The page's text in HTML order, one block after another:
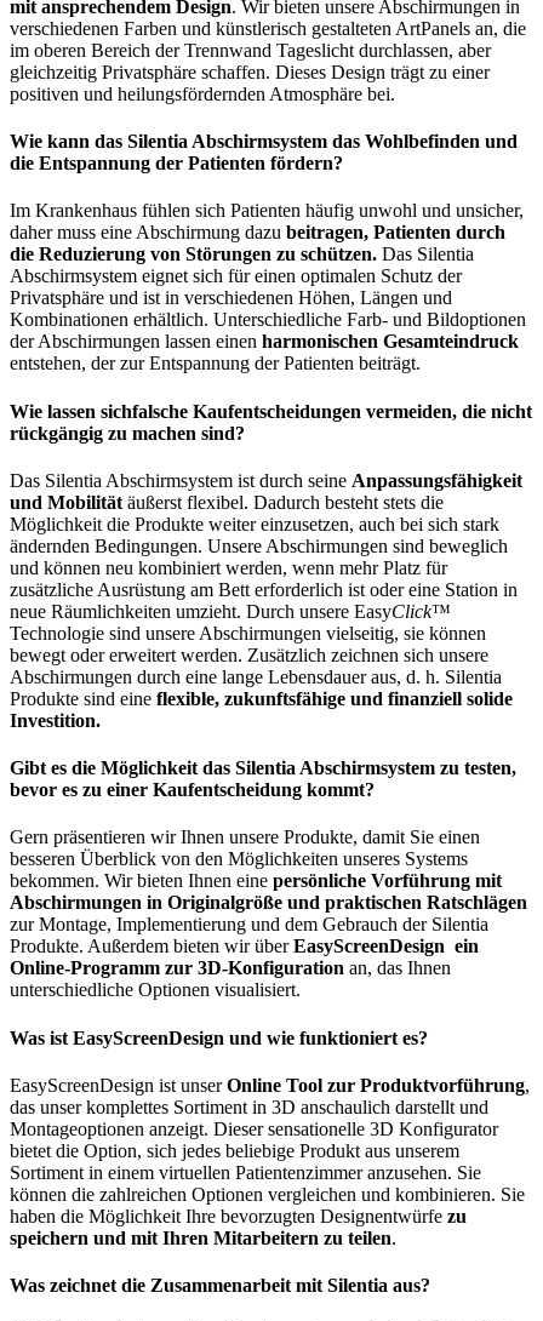
mit ansprechendem Design. Wir bieten unsere Abschirmungen in
verschiedenen Farben und künstlerisch gestalteten ArtPanels an, die
im oberen Bereich der Trennwand Tageslicht durchlassen, aber
gleichzeitig Privatsphäre schaffen. Dieses Design trägt zu einer
positiven und heilungsfördernden Atmosphäre bei.
Wie kann das Silentia Abschirmsystem das Wohlbefinden und
die Entspannung der Patienten fördern?
Im Krankenhaus fühlen sich Patienten häufig unwohl und unsicher,
daher muss eine Abschirmung dazu beitragen, Patienten durch
die Reduzierung von Störungen zu schützen. Das Silentia
Abschirmsystem eignet sich für einen optimalen Schutz der
Privatsphäre und ist in verschiedenen Höhen, Längen und
Kombinationen erhältlich. Unterschiedliche Farb- und Bildoptionen
der Abschirmungen lassen einen harmonischen Gesamteindruck
entstehen, der zur Entspannung der Patienten beiträgt.
Wie lassen sichfalsche Kaufentscheidungen vermeiden, die nicht
rückgängig zu machen sind?
Das Silentia Abschirmsystem ist durch seine Anpassungsfähigkeit
und Mobilität äußerst flexibel. Dadurch besteht stets die
Möglichkeit die Produkte weiter einzusetzen, auch bei sich stark
ändernden Bedingungen. Unsere Abschirmungen sind beweglich
und können neu kombiniert werden, wenn mehr Platz für
zusätzliche Ausrüstung am Bett erforderlich ist oder eine Station in
neue Räumlichkeiten umzieht. Durch unsere EasyClick™
Technologie sind unsere Abschirmungen vielseitig, sie können
bewegt oder erweitert werden. Zusätzlich zeichnen sich unsere
Abschirmungen durch eine lange Lebensdauer aus, d. h. Silentia
Produkte sind eine flexible, zukunftsfähige und finanziell solide
Investition.
Gibt es die Möglichkeit das Silentia Abschirmsystem zu testen,
bevor es zu einer Kaufentscheidung kommt?
Gern präsentieren wir Ihnen unsere Produkte, damit Sie einen
besseren Überblick von den Möglichkeiten unseres Systems
bekommen. Wir bieten Ihnen eine persönliche Vorführung mit
Abschirmungen in Originalgröße und praktischen Ratschlägen
zur Montage, Implementierung und dem Gebrauch der Silentia
Produkte. Außerdem bieten wir überEasyScreenDesign ein
Online-Programm zur 3D-Konfiguration an, das Ihnen
unterschiedliche Optionen visualisiert.
Was ist EasyScreenDesign und wie funktioniert es?
EasyScreenDesign ist unserOnline Tool zur Produktvorführung,
das unser komplettes Sortiment in 3D anschaulich darstellt und
Montageoptionen anzeigt. Dieser sensationelle 3D Konfigurator
bietet die Option, sich jedes beliebige Produkt aus unserem
Sortiment in einem virtuellen Patientenzimmer anzusehen. Sie
können die zahlreichen Optionen vergleichen und kombinieren. Sie
haben die Möglichkeit Ihre bevorzugten Designentwürfe zu
speichern und mit Ihren Mitarbeitern zu teilen.
Was zeichnet die Zusammenarbeit mit Silentia aus?